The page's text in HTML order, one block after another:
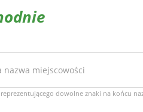
dowolne znaki na końcu